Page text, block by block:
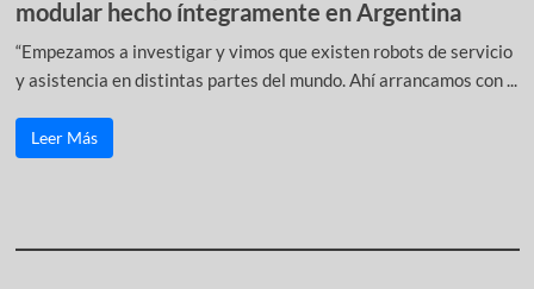
modular hecho íntegramente en Argentina
“Empezamos a investigar y vimos que existen robots de servicio
y asistencia en distintas partes del mundo. Ahí arrancamos con ...
Leer Más